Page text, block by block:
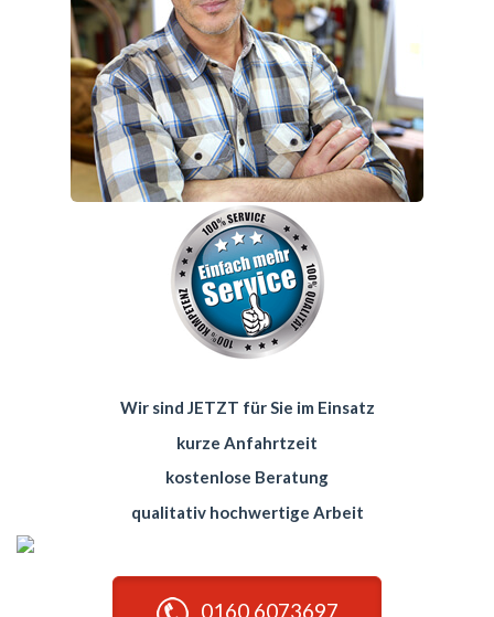
Wir sind JETZT für Sie im Einsatz
kurze Anfahrtzeit
kostenlose Beratung
qualitativ hochwertige Arbeit
0160 6073697